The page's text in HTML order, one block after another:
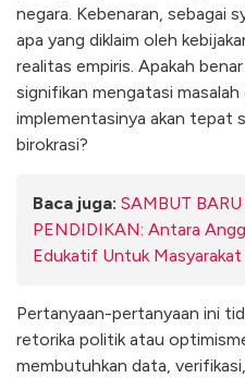
negara. Kebenaran, sebagai
apa yang diklaim oleh
realitas empiris. Apakah
signifikan mengatasi
implementasinya akan tepat
birokrasi?
Baca juga: SAMBUT
PENDIDIKAN: Antara
Edukatif Untuk Masyarakat
Pertanyaan-pertanyaan ini
retorika politik atau
membutuhkan data,